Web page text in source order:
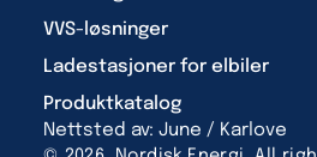
VVS-løsninger
Ladestasjoner for elbiler
Produktkatalog
Nettsted av: June / Karlove